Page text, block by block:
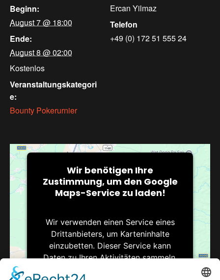
Beginn:
August 7 @ 18:00
Ende:
August 8 @ 02:00
Kostenlos
Veranstaltungskategori
e:
Bounty Pokerurnier
Ercan Yilmaz
Telefon
+49 (0) 172 51 555 24
Wir benötigen Ihre
Zustimmung, um den Google
Maps-Service zu laden!
Wir verwenden einen Service eines
Drittanbieters, um Karteninhalte
einzubetten. Dieser Service kann
Daten zu Ihren Aktivitäten sammeln.